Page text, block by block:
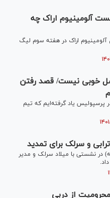
آلومینیوم اراک چه
آلومینیوم اراک در هفته سوم لیگ
خوبی نیست/ قصد رفتن
یاد گرفته‌ایم که تیم
و سرلک برای تمدید
در نشستی با میلاد سرلک و مدیر